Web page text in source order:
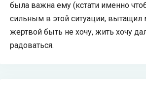
была важна ему (кстати именно
сильным в этой ситуации, вытащил
жертвой быть не хочу, жить хочу
радоваться.